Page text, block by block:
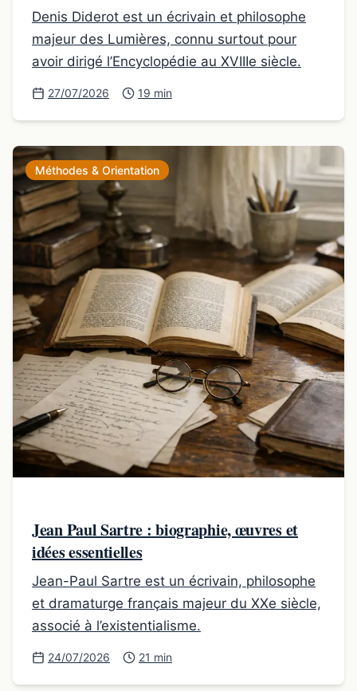
Denis Diderot est un écrivain et philosophe
majeur des Lumières, connu surtout pour
avoir dirigé l’Encyclopédie au XVIIIe siècle.
27/07/2026 19 min
Méthodes & Orientation
Jean Paul Sartre : biographie, œuvres et
idées essentielles
Jean-Paul Sartre est un écrivain, philosophe
et dramaturge français majeur du XXe siècle,
associé à l’existentialisme.
24/07/2026 21 min